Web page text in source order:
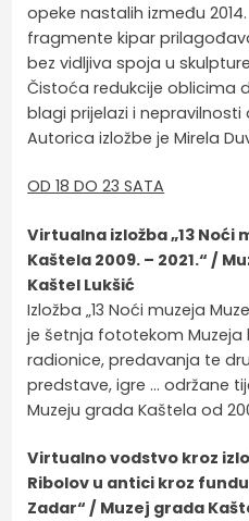
opeke nastalih između
fragmente kipar
bez vidljiva spoja u
Čistoća redukcije oblicima
blagi prijelazi i nepravilnosti
Autorica izložbe je Mirela
OD 18 DO 23 SATA
Virtualna izložba „13 Noći
Kaštela 2009. – 2021.“ /
Kaštel Lukšić
Izložba „13 Noći muzeja
je šetnja fototekom Muzeja
radionice, predavanja te
predstave, igre … održane
Muzeju grada Kaštela od
Virtualno vodstvo kroz
Ribolov u antici kroz
Zadar“ / Muzej grada